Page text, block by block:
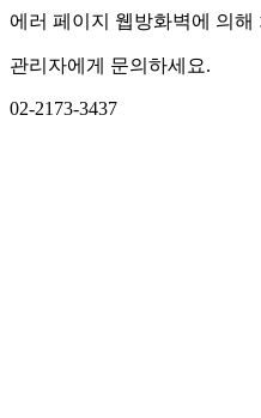
에러 페이지 웹방화벽에 의해
관리자에게 문의하세요.
02-2173-3437